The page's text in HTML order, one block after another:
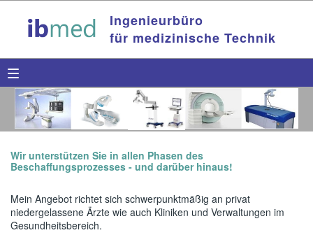
Ingenieurbüro
für medizinische Technik
Wir unterstützen Sie in allen Phasen des
Beschaffungsprozesses - und darüber hinaus!
Mein Angebot richtet sich schwerpunktmäßig an privat
niedergelassene Ärzte wie auch Kliniken und Verwaltungen im
Gesundheitsbereich.